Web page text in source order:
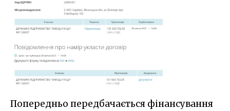
Попередньо передбачається фінансування